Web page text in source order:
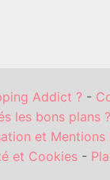
Addict ?-
les bons plans ?
et Mentions
et Cookies -